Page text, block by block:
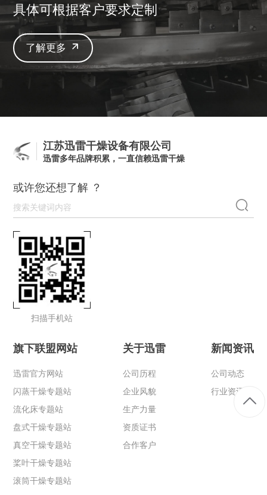
具体可根据客户要求定制
了解更多
江苏迅雷干燥设备有限公司
迅雷多年品牌积累，一直信赖迅雷干燥
或许您还想了解 ？
扫描手机站
旗下联盟网站
迅雷官方网站
闪蒸干燥专题站
流化床专题站
盘式干燥专题站
真空干燥专题站
桨叶干燥专题站
滚筒干燥专题站
关于迅雷
公司历程
企业风貌
生产力量
资质证书
合作客户
新闻资讯
公司动态
行业资讯